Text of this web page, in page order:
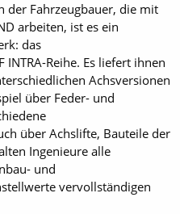
der Fahrzeugbauer, die mit
arbeiten, ist es ein
das
Reihe. Es liefert ihnen
Achsversionen
über Feder- und
über Achslifte, Bauteile der
Ingenieure alle
und
vervollständigen